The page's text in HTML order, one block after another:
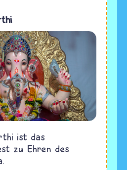
ist das
zu Ehren des